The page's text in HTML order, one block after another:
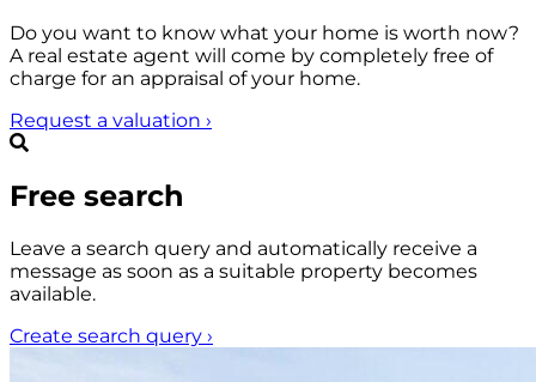
Do you want to know what your home is worth now?
A real estate agent will come by completely free of
charge for an appraisal of your home.
Request a valuation ›
Free search
Leave a search query and automatically receive a
message as soon as a suitable property becomes
available.
Create search query ›